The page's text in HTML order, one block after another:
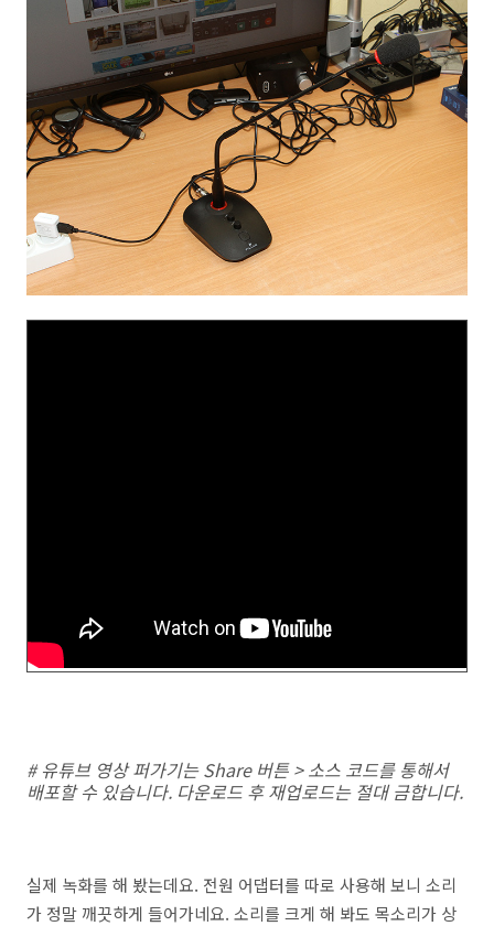
# 유튜브 영상 퍼가기는 Share 버튼 > 소스 코드를 통해서
배포할 수 있습니다. 다운로드 후 재업로드는 절대 금합니다.
실제 녹화를 해 봤는데요. 전원 어댑터를 따로 사용해 보니 소리
가 정말 깨끗하게 들어가네요. 소리를 크게 해 봐도 목소리가 상